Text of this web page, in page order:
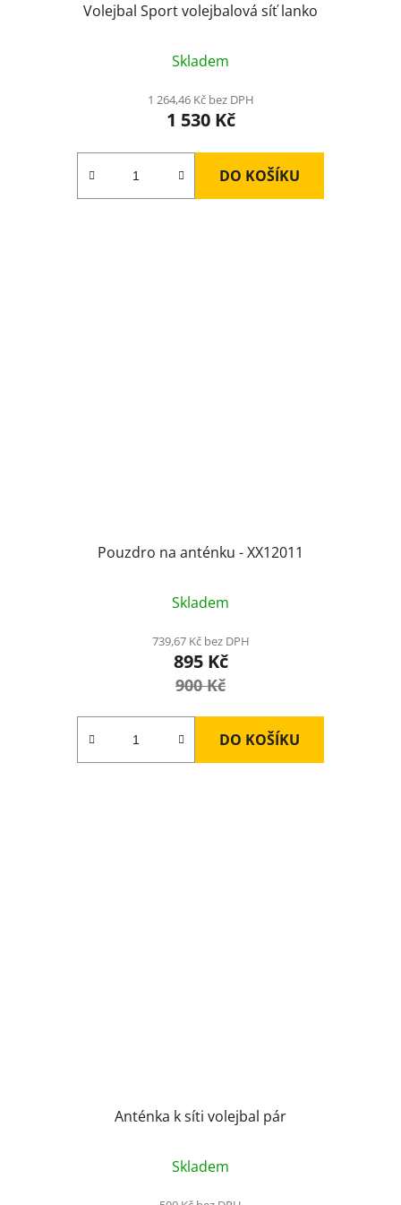
Volejbal Sport volejbalová síť lanko
Skladem
1 264,46 Kč bez DPH
1 530 Kč
DO KOŠÍKU
Pouzdro na anténku - XX12011
Skladem
739,67 Kč bez DPH
895 Kč
900 Kč
DO KOŠÍKU
Anténka k síti volejbal pár
Skladem